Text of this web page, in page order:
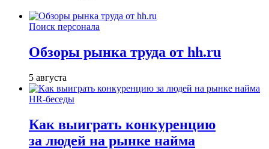
Поиск персонала
Обзоры рынка труда от hh.ru
5 августа
HR-беседы
Как выиграть конкуренцию
за людей на рынке найма